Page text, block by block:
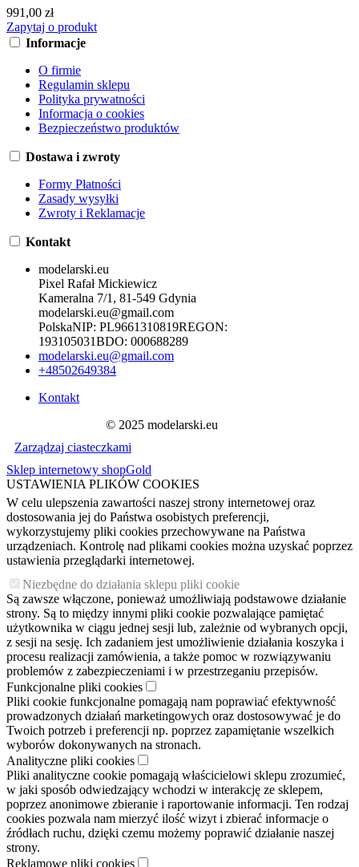
991,00 zł
Zapytaj o produkt
Informacje
O firmie
Regulamin sklepu
Polityka prywatności
Informacja o cookies
Bezpieczeństwo produktów
Dostawa i zwroty
Formy Płatności
Zasady wysyłki
Zwroty i Reklamacje
Kontakt
modelarski.eu
Pixel Rafał Mickiewicz
Kameralna 7/1, 81-549 Gdynia
modelarski.eu@gmail.com
PolskaNIP: PL9661310819REGON:
193105031BDO: 000688289
modelarski.eu@gmail.com
+48502649384
Kontakt
© 2025 modelarski.eu
Zarządzaj ciasteczkami
Sklep internetowy shopGold
USTAWIENIA PLIKÓW COOKIES
W celu ulepszenia zawartości naszej strony internetowej oraz
dostosowania jej do Państwa osobistych preferencji,
wykorzystujemy pliki cookies przechowywane na Państwa
urządzeniach. Kontrolę nad plikami cookies można uzyskać poprzez
ustawienia przeglądarki internetowej.
Niezbędne do działania sklepu pliki cookie
Są zawsze włączone, ponieważ umożliwiają podstawowe działanie
strony. Są to między innymi pliki cookie pozwalające pamiętać
użytkownika w ciągu jednej sesji lub, zależnie od wybranych opcji,
z sesji na sesję. Ich zadaniem jest umożliwienie działania koszyka i
procesu realizacji zamówienia, a także pomoc w rozwiązywaniu
problemów z zabezpieczeniami i w przestrzeganiu przepisów.
Funkcjonalne pliki cookies
Pliki cookie funkcjonalne pomagają nam poprawiać efektywność
prowadzonych działań marketingowych oraz dostosowywać je do
Twoich potrzeb i preferencji np. poprzez zapamiętanie wszelkich
wyborów dokonywanych na stronach.
Analityczne pliki cookies
Pliki analityczne cookie pomagają właścicielowi sklepu zrozumieć,
w jaki sposób odwiedzający wchodzi w interakcję ze sklepem,
poprzez anonimowe zbieranie i raportowanie informacji. Ten rodzaj
cookies pozwala nam mierzyć ilość wizyt i zbierać informacje o
źródłach ruchu, dzięki czemu możemy poprawić działanie naszej
strony.
Reklamowe pliki cookies